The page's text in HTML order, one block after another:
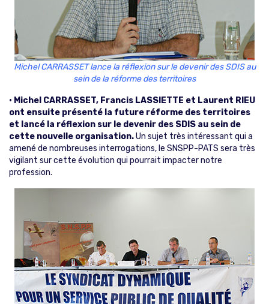
Michel CARRASSET lance la réflexion sur le devenir des SDIS au
sein de la réforme des territoires
• Michel CARRASSET, Francis LASSIETTE et Laurent RIEU
ont ensuite présenté la future réforme des territoires
et lancé la réflexion sur le devenir des SDIS au sein de
cette nouvelle organisation.Un sujet très intéressant qui a
amené de nombreuses interrogations, le SNSPP-PATS sera très
vigilant sur cette évolution qui pourrait impacter notre
profession.